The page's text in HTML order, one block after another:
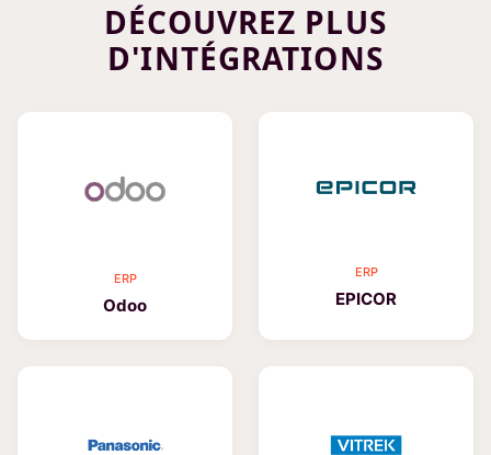
DÉCOUVREZ PLUS
D'INTÉGRATIONS
ERP
Odoo
ERP
EPICOR